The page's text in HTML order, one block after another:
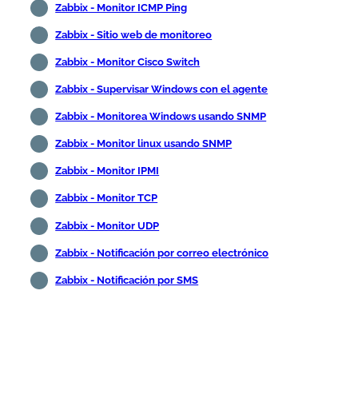
Zabbix - Monitor ICMP Ping
Zabbix - Sitio web de monitoreo
Zabbix - Monitor Cisco Switch
Zabbix - Supervisar Windows con el agente
Zabbix - Monitorea Windows usando SNMP
Zabbix - Monitor linux usando SNMP
Zabbix - Monitor IPMI
Zabbix - Monitor TCP
Zabbix - Monitor UDP
Zabbix - Notificación por correo electrónico
Zabbix - Notificación por SMS